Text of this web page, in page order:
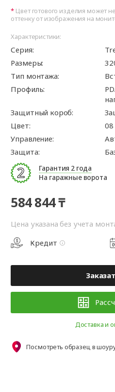
Цвет готового изделия может
оттенку от изображения на
Характеристики:
Серия:
Размеры:
Тип монтажа:
Профиль:
Защитный короб:
Цвет:
08
Управление:
Защита:
Гарантия 2 года
На гаражные ворота
584 844 ₸
Цена указана без учета
Кредит
Доставка и
Посмотреть образец в